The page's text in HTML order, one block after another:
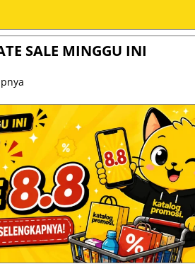
SALE MINGGU INI